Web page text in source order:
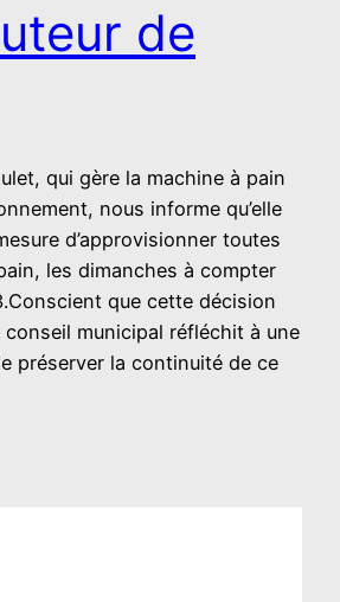
de
qui gère la machine à pain
nous informe qu’elle
d’approvisionner toutes
les dimanches à compter
que cette décision
municipal réfléchit à une
préserver la continuité de ce